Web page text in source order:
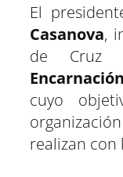
El
Casanova,
de Cruz
cuyo
realizan con